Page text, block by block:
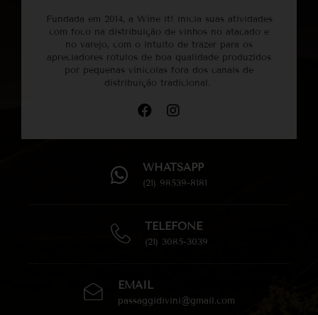
Fundada em 2014, a Wine it! inicia suas atividades
com foco na distribuição de vinhos no atacado e
no varejo, com o intuito de trazer para os
apreciadores rótulos de boa qualidade produzidos
por pequenas vinícolas fora dos canais de
distribuição tradicional.
WHATSAPP
(21) 98539-8181
TELEFONE
(21) 3085-3039
EMAIL
passaggidivini@gmail.com